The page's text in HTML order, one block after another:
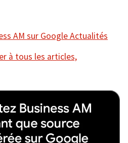
AM sur Google Actualités
à tous les articles,